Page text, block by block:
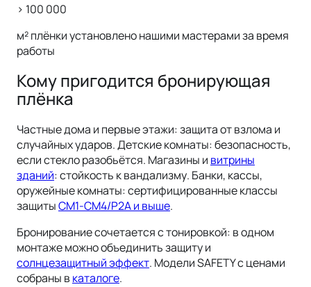
> 100 000
м² плёнки установлено нашими мастерами за время
работы
Кому пригодится бронирующая
плёнка
Частные дома и первые этажи: защита от взлома и
случайных ударов. Детские комнаты: безопасность,
если стекло разобьётся. Магазины и витрины
зданий: стойкость к вандализму. Банки, кассы,
оружейные комнаты: сертифицированные классы
защитыСМ1-СМ4/Р2А и выше.
Бронирование сочетается с тонировкой: в одном
монтаже можно объединить защиту и
солнцезащитный эффект. Модели SAFETY с ценами
собраны в каталоге.